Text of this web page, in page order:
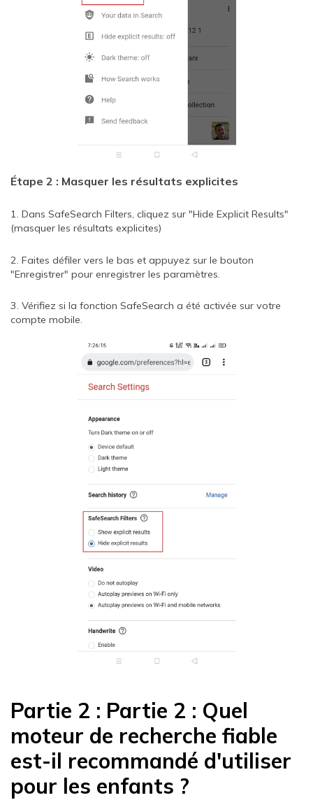
Étape 2 : Masquer les résultats explicites
1. Dans SafeSearch Filters, cliquez sur "Hide Explicit Results"
(masquer les résultats explicites)
2. Faites défiler vers le bas et appuyez sur le bouton
"Enregistrer" pour enregistrer les paramètres.
3. Vérifiez si la fonction SafeSearch a été activée sur votre
compte mobile.
Partie 2 : Partie 2 : Quel
moteur de recherche fiable
est-il recommandé d'utiliser
pour les enfants ?